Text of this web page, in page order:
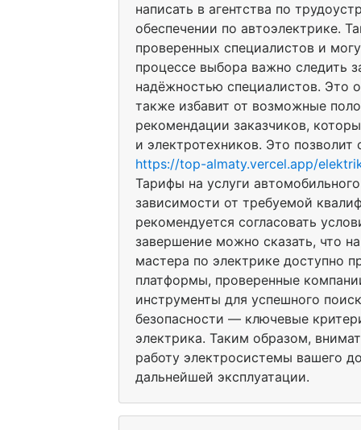
написать в агентства по
обеспечении по автоэлектрике.
проверенных специалистов и
процессе выбора важно следить
надёжностью специалистов. Это
также избавит от возможные
рекомендации заказчиков,
и электротехников. Это
https://top-almaty.vercel.app/
Тарифы на услуги
зависимости от требуемой
рекомендуется согласовать
завершение можно сказать, что
мастера по электрике доступно
платформы, проверенные
инструменты для успешного
безопасности — ключевые
электрика. Таким образом,
работу электросистемы вашего
дальнейшей эксплуатации.